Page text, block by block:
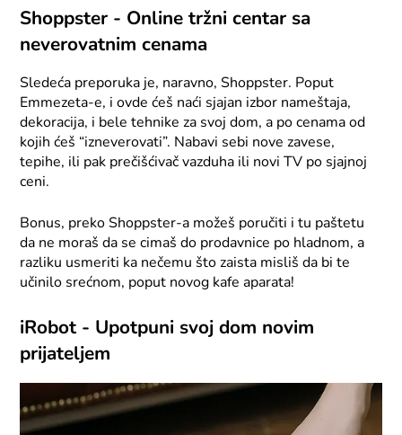
Shoppster - Online tržni centar sa
neverovatnim cenama
Sledeća preporuka je, naravno, Shoppster. Poput
Emmezeta-e, i ovde ćeš naći sjajan izbor nameštaja,
dekoracija, i bele tehnike za svoj dom, a po cenama od
kojih ćeš “izneverovati”. Nabavi sebi nove zavese,
tepihe, ili pak prečišćivač vazduha ili novi TV po sjajnoj
ceni.
Bonus, preko Shoppster-a možeš poručiti i tu paštetu
da ne moraš da se cimaš do prodavnice po hladnom, a
razliku usmeriti ka nečemu što zaista misliš da bi te
učinilo srećnom, poput novog kafe aparata!
iRobot - Upotpuni svoj dom novim
prijateljem